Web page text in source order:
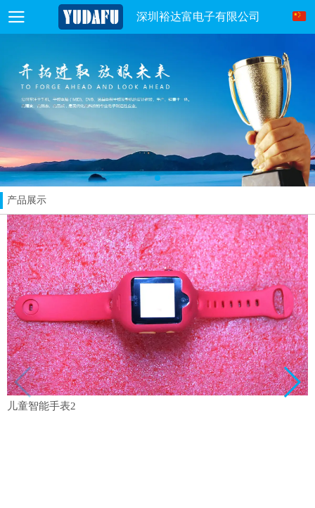
深圳裕达富电子有限公司
产品展示
儿童智能手表2